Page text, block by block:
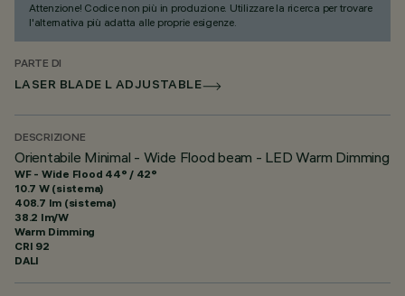
Attenzione! Codice non più in produzione. Utilizzare la ricerca per trovare
l'alternativa più adatta alle proprie esigenze.
PARTE DI
LASER BLADE L ADJUSTABLE
DESCRIZIONE
Orientabile Minimal - Wide Flood beam - LED Warm Dimming
WF - Wide Flood 44° / 42°
10.7 W (sistema)
408.7 lm (sistema)
38.2 lm/W
Warm Dimming
CRI 92
DALI